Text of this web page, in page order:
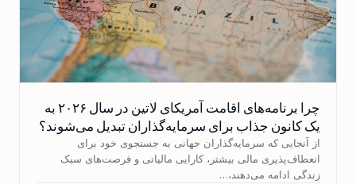
چرا برنامه‌های اقامت آمریکای لاتین در سال ۲۰۲۶ به
یک کانون جذاب برای سرمایه‌گذاران تبدیل می‌شوند؟
از آنجایی که سرمایه‌گذاران جهانی به جستجوی خود برای
انعطاف‌پذیری مالی بیشتر، کارایی مالیاتی و فرصت‌های سبک
زندگی ادامه می‌دهند،…